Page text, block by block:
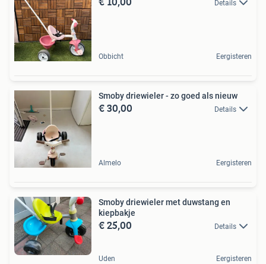
Details
Obbicht Eergisteren
Smoby driewieler - zo goed als nieuw
€ 30,00 Details
Almelo Eergisteren
Smoby driewieler met duwstang en
kiepbakje
€ 25,00 Details
Uden Eergisteren